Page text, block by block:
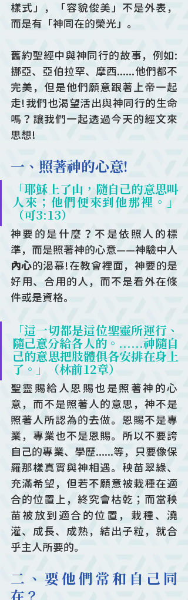
樣式」，「容貌俊美」不是外表，
而是有「神同在的榮光」。
舊約聖經中與神同行的故事，例如:
挪亞、亞伯拉罕、摩西......他們都不
完美，但是他們願意跟著上帝一起
走!我們也渴望活出與神同行的生命
嗎？讓我們一起透過今天的經文來
思想!
一、照著神的心意!
「耶穌上了山，隨自己的意思叫
人來；他們便來到他那裡。」
（可3:13）
神要的是什麼？不是依照人的標
準，而是照著神的心意——神驗中人
內心的渴慕!在教會裡面，神要的是
好用、合用的人，而不是看外在條
件或是資格。
「這一切都是這位聖靈所運行、
隨己意分給各人的。......神隨自
己的意思把肢體俱各安排在身上
了。」（林前12章）
聖靈賜給人恩賜也是照著神的心
意，而不是照著人的意思，神不是
照著人所認為的去做。恩賜不是專
業，專業也不是恩賜。所以不要誇
自己的專業、學歷......等，只要像保
羅那樣真實與神相遇。秧苗翠綠、
充滿希望，但若不願意被栽種在適
合的位置上，終究會枯乾；而當秧
苗被放到適合的位置，栽種、澆
灌、成長、成熟，結出子粒，就合
乎主人所要的。
二、要他們常和自己同